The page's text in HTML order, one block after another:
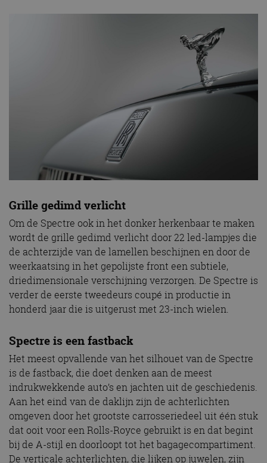
Grille gedimd verlicht
Om de Spectre ook in het donker herkenbaar te maken
wordt de grille gedimd verlicht door 22 led-lampjes die
de achterzijde van de lamellen beschijnen en door de
weerkaatsing in het gepolijste front een subtiele,
driedimensionale verschijning verzorgen. De Spectre is
verder de eerste tweedeurs coupé in productie in
honderd jaar die is uitgerust met 23-inch wielen.
Spectre is een fastback
Het meest opvallende van het silhouet van de Spectre
is de fastback, die doet denken aan de meest
indrukwekkende auto’s en jachten uit de geschiedenis.
Aan het eind van de daklijn zijn de achterlichten
omgeven door het grootste carrosseriedeel uit één stuk
dat ooit voor een Rolls-Royce gebruikt is en dat begint
bij de A-stijl en doorloopt tot het bagagecompartiment.
De verticale achterlichten, die lijken op juwelen, zijn